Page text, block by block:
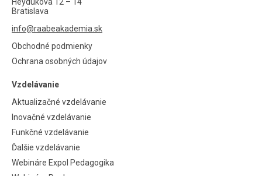
Heydukova 12 – 14
Bratislava
info@raabeakademia.sk
Obchodné podmienky
Ochrana osobných údajov
Vzdelávanie
Aktualizačné vzdelávanie
Inovačné vzdelávanie
Funkčné vzdelávanie
Ďalšie vzdelávanie
Webináre Expol Pedagogika